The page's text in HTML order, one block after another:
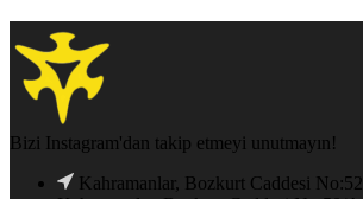
Bizi Instagram'dan takip etmeyi unutmayın!
Kahramanlar, Bozkurt Caddesi No:52